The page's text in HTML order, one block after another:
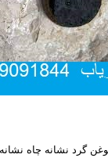
گرد نشانه چاه